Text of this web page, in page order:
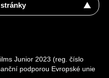
Junior 2023 (reg. číslo
podporou Evropské unie